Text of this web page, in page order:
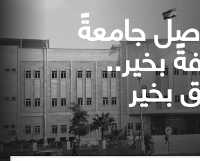
جامعةً
بخير..
بخير